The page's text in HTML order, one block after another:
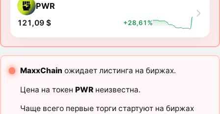
PWR
121,09 $ +28,61%
MaxxChain ожидает листинга на биржах.
Цена на токен PWRнеизвестна.
Чаще всего первые торги стартуют на биржах